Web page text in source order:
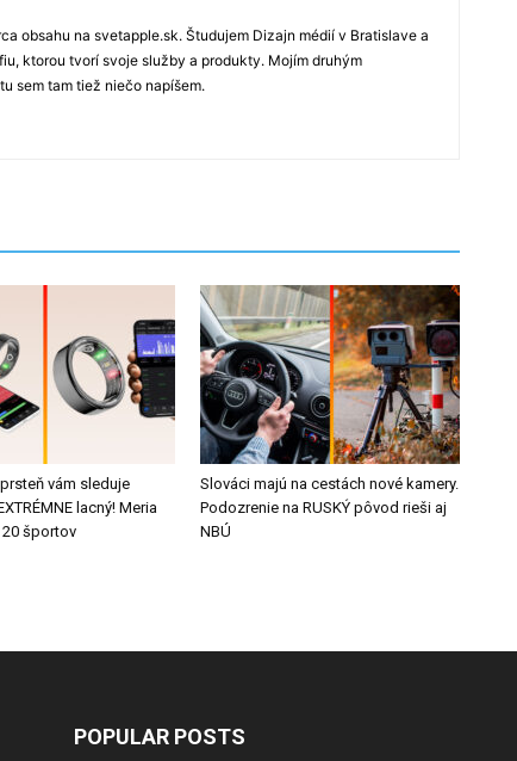
obsahu na svetapple.sk. Študujem Dizajn médií v Bratislave a
ktorou tvorí svoje služby a produkty. Mojím druhým
sem tam tiež niečo napíšem.
vám sleduje
lacný! Meria
20 športov
Slováci majú na cestách nové kamery.
Podozrenie na RUSKÝ pôvod rieši aj
NBÚ
POPULAR POSTS